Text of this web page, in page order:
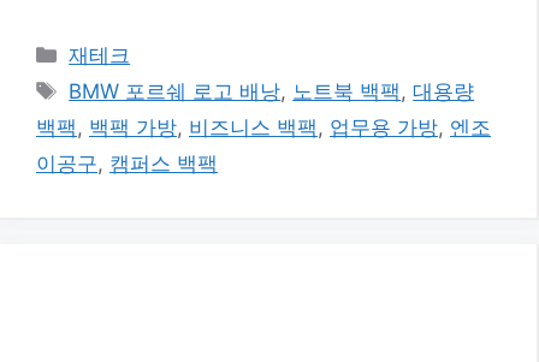
카
테
리
재테크
태
그
BMW 포르쉐 로고 배낭, 노트북 백팩 ,대용량
백팩 , 백팩 가방, 비즈니스 백팩 , 업무용 가방, 엔조
이공구, 캠퍼스 백팩